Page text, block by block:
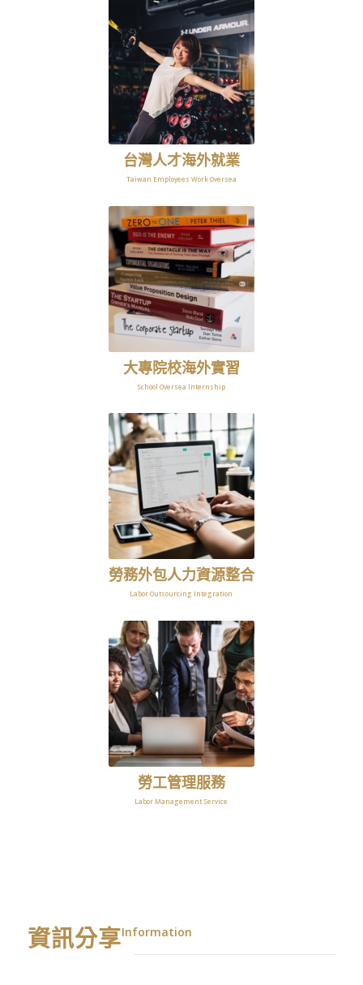
台灣人才海外就業
Taiwan Employees Work Oversea
大專院校海外實習
School Oversea Internship
勞務外包人力資源整合
Labor Outsourcing Integration
勞工管理服務
Labor Management Service
資訊分享Information